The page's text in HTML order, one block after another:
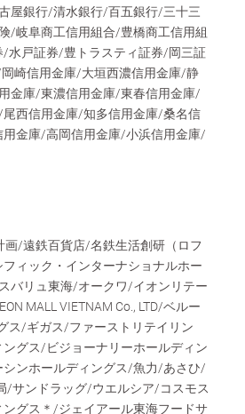
屋銀行/清水銀行/百五銀行/三十三
/岐阜商工信用組合/豊橋商工信用組
水戸証券/豊トラスティ証券/岡三証
崎信用金庫/大垣西濃信用金庫/静
金庫/東濃信用金庫/東春信用金庫/
西信用金庫/知多信用金庫/桑名信
金庫/高岡信用金庫/小浜信用金庫/
/遠鉄百貨店/名鉄生活創研（ロフ
ィック・インターナショナルホー
バリュ東海/オークワ/イオンリテー
MALL VIETNAM Co., LTD/ベルー
ス/ギガス/ファーストリテイリン
グス/ビジョーナリーホールディン
ンホールディングス/魚力/あさひ/
/サンドラッグ/ウエルシア/コスモス
グス＊/ジェイアール東海フードサ